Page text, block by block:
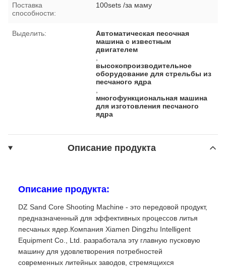
Поставка
способности:
100sets /за маму
Выделить:
Автоматическая песочная
машина с известным
двигателем
высокопроизводительное
оборудование для стрельбы из
песчаного ядра
многофункциональная машина
для изготовления песчаного
ядра
Описание продукта
Описание продукта:
DZ Sand Core Shooting Machine - это передовой продукт,
предназначенный для эффективных процессов литья
песчаных ядер.Компания Xiamen Dingzhu Intelligent
Equipment Co., Ltd. разработала эту главную пусковую
машину для удовлетворения потребностей
современных литейных заводов, стремящихся